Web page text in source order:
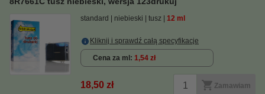
standard niebieski tusz 12 ml
Kliknij i sprawdź całą specyfikacje
Cena za ml 1,54 zł
18,50 zł Zamawiam